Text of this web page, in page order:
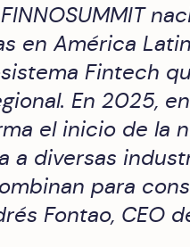
en América
Fintech
En 2025,
el inicio de la
a diversas
para
Fontao, CEO